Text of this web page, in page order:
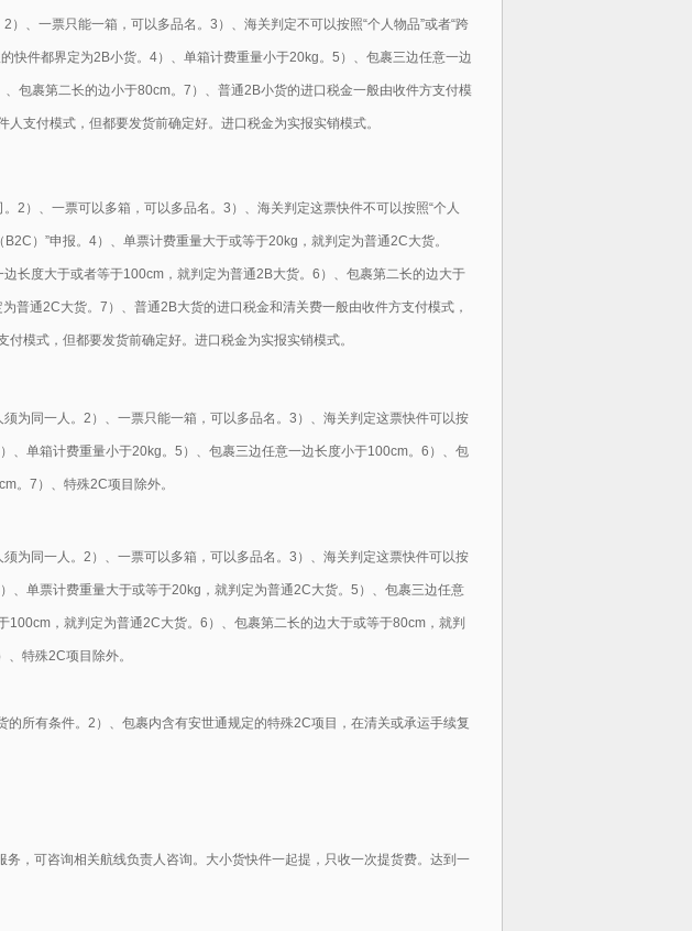
）、一票只能一箱，可以多品名。3）、海关判定不可以按照“个人物品”或者“跨
快件都界定为2B小货。4）、单箱计费重量小于20kg。5）、包裹三边任意一边
包裹第二长的边小于80cm。7）、普通2B小货的进口税金一般由收件方支付模
人支付模式，但都要发货前确定好。进口税金为实报实销模式。
2）、一票可以多箱，可以多品名。3）、海关判定这票快件不可以按照“个人
B2C）”申报。4）、单票计费重量大于或等于20kg，就判定为普通2C大货。
长度大于或者等于100cm，就判定为普通2B大货。6）、包裹第二长的边大于
普通2C大货。7）、普通2B大货的进口税金和清关费一般由收件方支付模式，
付模式，但都要发货前确定好。进口税金为实报实销模式。
须为同一人。2）、一票只能一箱，可以多品名。3）、海关判定这票快件可以按
）、单箱计费重量小于20kg。5）、包裹三边任意一边长度小于100cm。6）、包
。7）、特殊2C项目除外。
须为同一人。2）、一票可以多箱，可以多品名。3）、海关判定这票快件可以按
）、单票计费重量大于或等于20kg，就判定为普通2C大货。5）、包裹三边任意
100cm，就判定为普通2C大货。6）、包裹第二长的边大于或等于80cm，就判
、特殊2C项目除外。
的所有条件。2）、包裹内含有安世通规定的特殊2C项目，在清关或承运手续复
务，可咨询相关航线负责人咨询。大小货快件一起提，只收一次提货费。达到一